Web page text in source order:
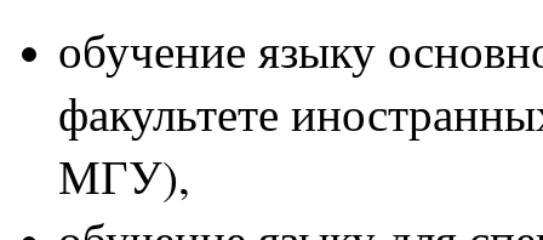
обучение языку
факультете
МГУ),